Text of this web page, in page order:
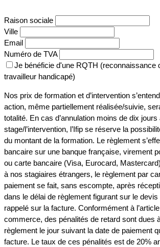
Raison sociale
Ville
Email
Numéro de TVA
Je bénéficie d'une RQTH (reconnaissance
travailleur handicapé)
Nos prix de formation et d’intervention
action, même partiellement réalisée/suivie,
totalité. En cas d’annulation moins de dix jours
stage/l’intervention, l’Ifip se réserve la
du montant de la formation. Le règlement
bancaire sur une banque française, virement
ou carte bancaire (Visa, Eurocard,
à nos stagiaires étrangers, le règlement par
paiement se fait, sans escompte, après
dans le délai de règlement figurant sur le
rappelé sur la facture. Conformément à
commerce, des pénalités de retard sont dues
règlement le jour suivant la date de paiement
facture. Le taux de ces pénalités est de 20%